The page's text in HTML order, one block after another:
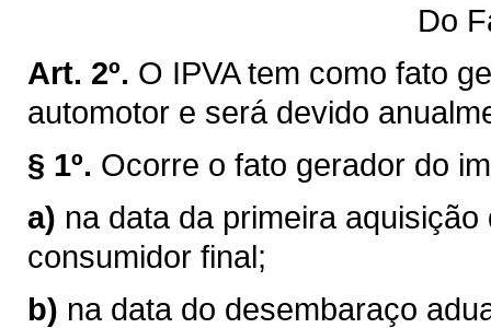
Do
Art. 2º. O IPVA tem como fato
automotor e será devido
§ 1º. Ocorre o fato gerador do
a) na data da primeira
consumidor final;
b) na data do desembaraço